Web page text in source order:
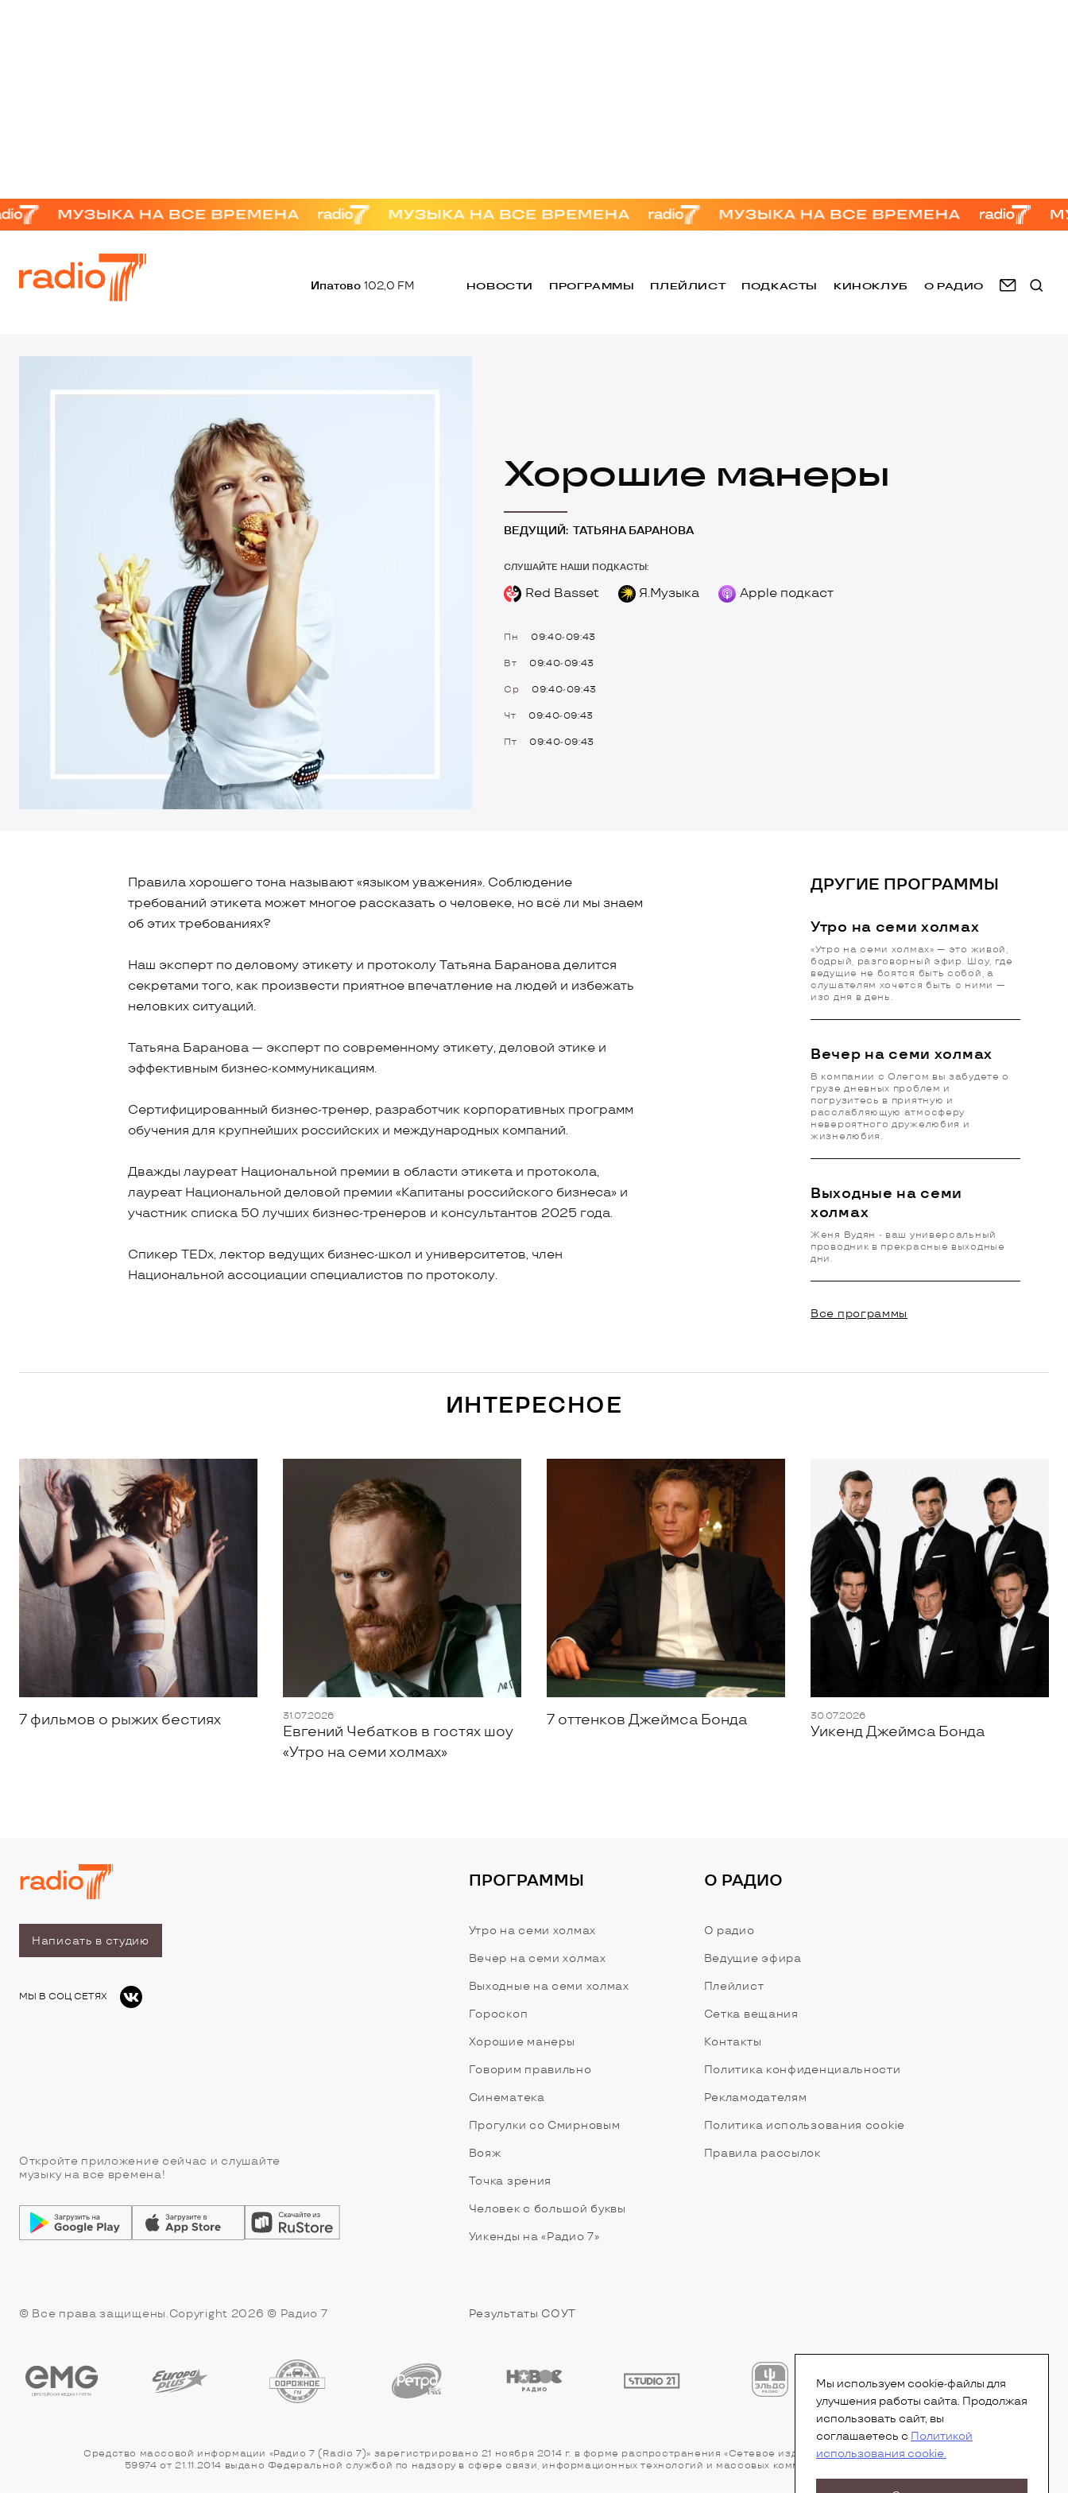
Ипатово 102,0 FM НОВОСТИ ПРОГРАММЫ ПЛЕЙЛИСТ ПОДКАСТЫ КИНОКЛУБ О РАДИО
Хорошие манеры
ВЕДУЩИЙ: ТАТЬЯНА БАРАНОВА
СЛУШАЙТЕ НАШИ ПОДКАСТЫ:
Red Basset Я.Музыка Apple подкаст
Пн 09:40-09:43
Вт 09:40-09:43
Ср 09:40-09:43
Чт 09:40-09:43
Пт 09:40-09:43
Правила хорошего тона называют «языком уважения». Соблюдение
требований этикета может многое рассказать о человеке, но всё ли мы знаем
об этих требованиях?
Наш эксперт по деловому этикету и протоколу Татьяна Баранова делится
секретами того, как произвести приятное впечатление на людей и избежать
неловких ситуаций.
Татьяна Баранова — эксперт по современному этикету, деловой этике и
эффективным бизнес-коммуникациям.
Сертифицированный бизнес-тренер, разработчик корпоративных программ
обучения для крупнейших российских и международных компаний.
Дважды лауреат Национальной премии в области этикета и протокола,
лауреат Национальной деловой премии «Капитаны российского бизнеса» и
участник списка 50 лучших бизнес-тренеров и консультантов 2025 года.
Спикер TEDx, лектор ведущих бизнес-школ и университетов, член
Национальной ассоциации специалистов по протоколу.
ДРУГИЕ ПРОГРАММЫ
Утро на семи холмах
«Утро на семи холмах» — это живой,
бодрый, разговорный эфир. Шоу, где
ведущие не боятся быть собой, а
слушателям хочется быть с ними —
изо дня в день.
Вечер на семи холмах
В компании с Олегом вы забудете о
грузе дневных проблем и
погрузитесь в приятную и
расслабляющую атмосферу
невероятного дружелюбия и
жизнелюбия.
Выходные на семи
холмах
Женя Вудян - ваш универсальный
проводник в прекрасные выходные
дни.
Все программы
ИНТЕРЕСНОЕ
7 фильмов о рыжих бестиях 31.07.2026
Евгений Чебатков в гостях шоу
«Утро на семи холмах»
7 оттенков Джеймса Бонда 30.07.2026
Уикенд Джеймса Бонда
ПРОГРАММЫ О РАДИО
Написать в студию
МЫ В СОЦ СЕТЯХ
Откройте приложение сейчас и слушайте
музыку на все времена!
© Все права защищены.Copyright 2026 © Радио 7
Утро на семи холмах
Вечер на семи холмах
Выходные на семи холмах
Гороскоп
Хорошие манеры
Говорим правильно
Синематека
Прогулки со Смирновым
Вояж
Точка зрения
Человек с большой буквы
Уикенды на «Радио 7»
Результаты СОУТ
О радио
Ведущие эфира
Плейлист
Сетка вещания
Контакты
Политика конфиденциальности
Рекламодателям
Политика использования cookie
Правила рассылок
Средство массовой информации «Радио 7 (Radio 7)» зарегистрировано 21 ноября 2014 г. в форме распространения «Сетевое издание». Свидетельство Эл № ФС77-
59974 от 21.11.2014 выдано Федеральной службой по надзору в сфере связи, информационных технологий и массовых коммуникаций (Роскомнадзор).
Мы используем cookie-файлы для
улучшения работы сайта. Продолжая
использовать сайт, вы
соглашаетесь с Политикой
использования cookie.